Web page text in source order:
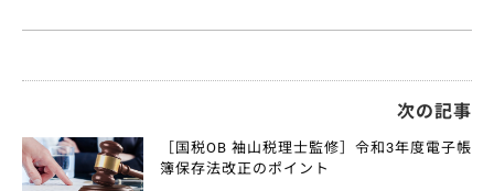
次の記事
［国税OB 袖山税理士監修］令和3年度電子帳
簿保存法改正のポイント